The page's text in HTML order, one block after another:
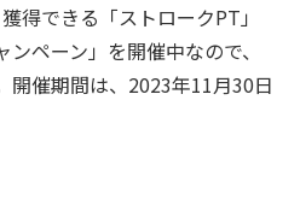
得できる「ストロークPT」
ペーン」を開催中なので、
開催期間は、2023年11月30日